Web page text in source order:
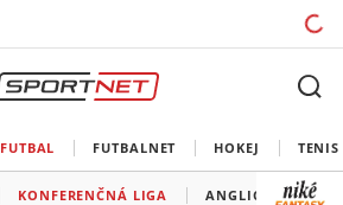
FUTBAL FUTBALNET HOKEJ TENIS
KONFERENČNÁ LIGA ANGLICKO